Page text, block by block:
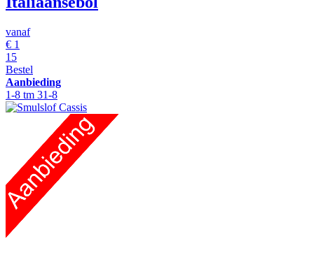
vanaf
€ 1
15
Bestel
Aanbieding
1-8 tm 31-8